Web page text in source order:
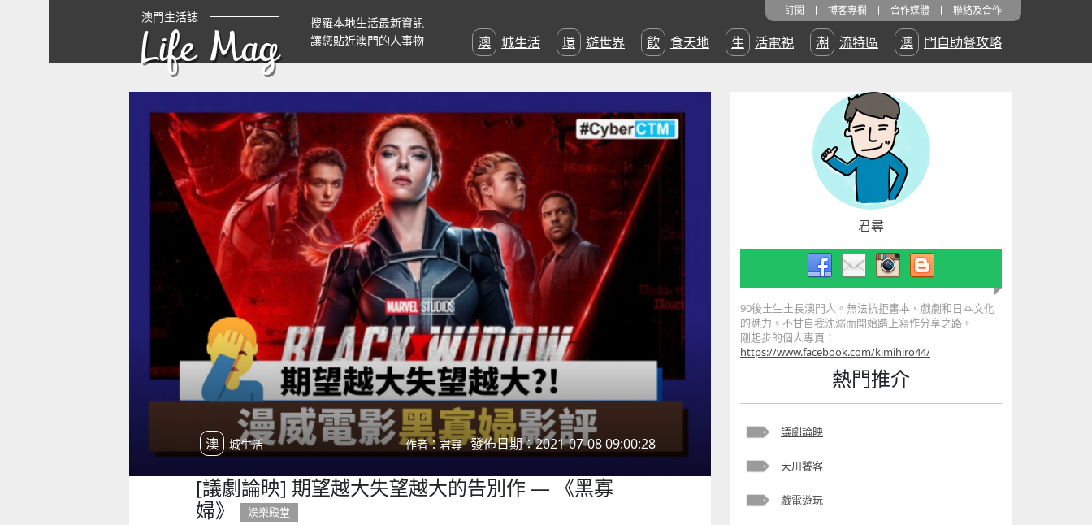
澳門生活誌
Life Mag
搜羅本地生活最新資訊
讓您貼近澳門的人事物
訂閱 博客專欄 合作媒體 聯絡及合作
澳城生活 環遊世界 飲食天地 生活電視 潮流特區 澳門自助餐攻略
澳城生活 作者：君尋 發佈日期：2021-07-08 09:00:28
[議劇論映] 期望越大失望越大的告別作 — 《黑寡
婦》
娛樂殿堂
君尋
90後土生土長澳門人。無法抗拒書本、戲劇和日本文化
的魅力。不甘自我沈溺而開始踏上寫作分享之路。
剛起步的個人專頁：
https://www.facebook.com/kimihiro44/
熱門推介
議劇論映
天川饕客
戯電遊玩